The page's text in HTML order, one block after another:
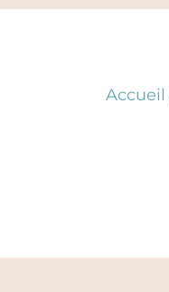
Accueil